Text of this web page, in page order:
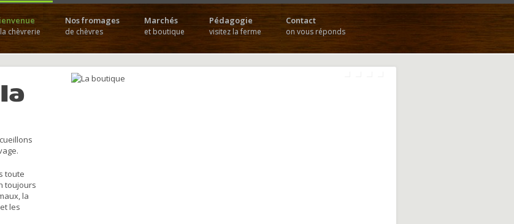
chèvrerie
Nos fromages
de chèvres
Marchés
et boutique
Pédagogie
visitez la ferme
Contact
on vous réponds
toute
toujours
la
les